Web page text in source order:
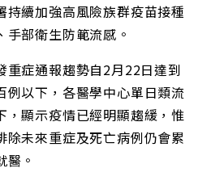
持續加強高風險族群疫苗接種
部衛生防範流感。
重症通報趨勢自2月22日達到
例以下，各醫學中心單日類流
，顯示疫情已經明顯趨緩，惟
除未來重症及死亡病例仍會累
。